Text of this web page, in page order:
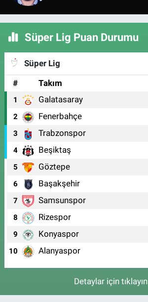
Süper Lig Puan Durumu
Süper Lig
#
Takım
1 Galatasaray
2 Fenerbahçe
3 Trabzonspor
4 Beşiktaş
5 Göztepe
6 Başakşehir
7 Samsunspor
8 Rizespor
9 Konyaspor
10 Alanyaspor
Detaylar için tıklayın